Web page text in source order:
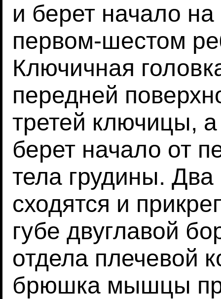
и берет начало
первом-шестом
Ключичная
передней
третей ключицы, а
берет начало от
тела грудины.
сходятся и
губе двуглавой
отдела плечевой
брюшка мышцы